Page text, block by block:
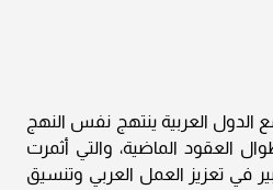
الدول العربية ينتهج نفس النهج
العقود الماضية، والتي أثمرت
في تعزيز العمل العربي وتنسيق